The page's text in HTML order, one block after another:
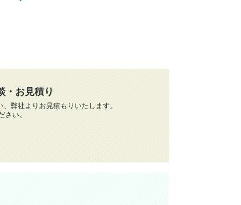
・お見積り
弊社よりお見積もりいたします。
い。